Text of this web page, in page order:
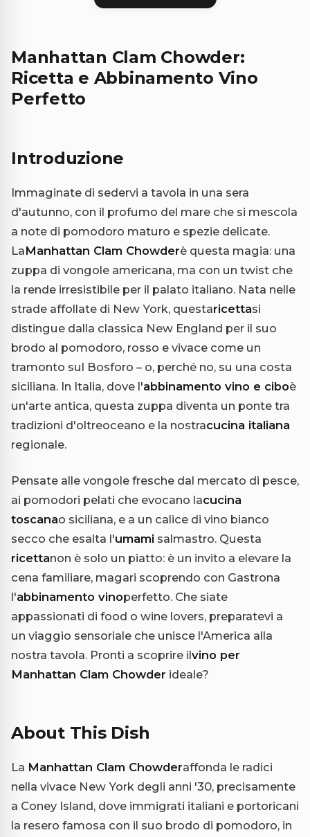
Manhattan Clam Chowder:
Ricetta e Abbinamento Vino
Perfetto
Introduzione
Immaginate di sedervi a tavola in una sera
d'autunno, con il profumo del mare che si mescola
a note di pomodoro maturo e spezie delicate.
LaManhattan Clam Chowderè questa magia: una
zuppa di vongole americana, ma con un twist che
la rende irresistibile per il palato italiano. Nata nelle
strade affollate di New York, questaricettasi
distingue dalla classica New England per il suo
brodo al pomodoro, rosso e vivace come un
tramonto sul Bosforo – o, perché no, su una costa
siciliana. In Italia, dove l'abbinamento vino e ciboè
un'arte antica, questa zuppa diventa un ponte tra
tradizioni d'oltreoceano e la nostracucina italiana
regionale.
Pensate alle vongole fresche dal mercato di pesce,
ai pomodori pelati che evocano lacucina
toscanao siciliana, e a un calice di vino bianco
secco che esalta l'umami salmastro. Questa
ricettanon è solo un piatto: è un invito a elevare la
cena familiare, magari scoprendo con Gastrona
l'abbinamento vinoperfetto. Che siate
appassionati di food o wine lovers, preparatevi a
un viaggio sensoriale che unisce l'America alla
nostra tavola. Pronti a scoprire ilvino per
Manhattan Clam Chowder ideale?
About This Dish
La Manhattan Clam Chowderaffonda le radici
nella vivace New York degli anni '30, precisamente
a Coney Island, dove immigrati italiani e portoricani
la resero famosa con il suo brodo di pomodoro, in